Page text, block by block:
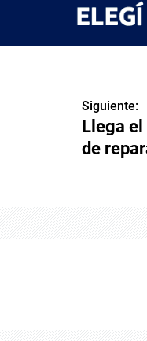
Siguiente:
Llega
de